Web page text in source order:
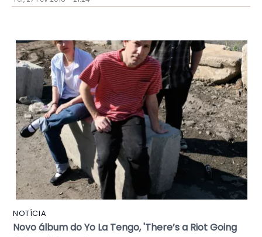
NOTÍCIA
Novo álbum do Yo La Tengo, 'There’s a Riot Going